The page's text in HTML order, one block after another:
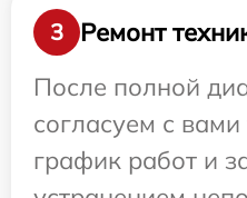
3
Ремонт
После полной
согласуем с
график работ и